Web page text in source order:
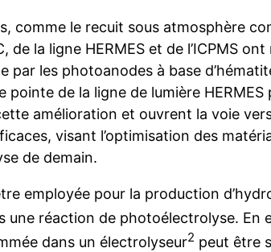
comme le recuit sous atmosphère
de la ligne HERMES et de l’ICPMS
par les photoanodes à base
pointe de la ligne de lumière
amélioration et ouvrent la voie
visant l’optimisation des
de demain.
employée pour la production
une réaction de photoélectrolyse. En
dans un électrolyseur2 peut être